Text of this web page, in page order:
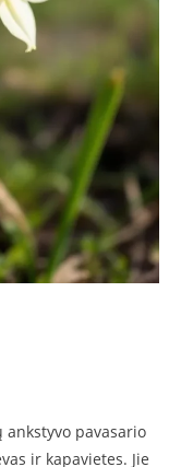
pavasario
ir kapavietes. Jie